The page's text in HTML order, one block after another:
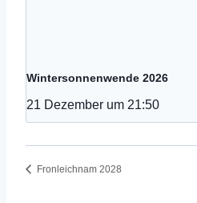
Wintersonnenwende 2026
21 Dezember um 21:50
Fronleichnam 2028